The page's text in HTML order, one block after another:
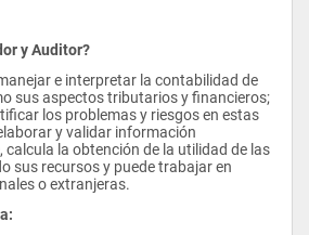
y Auditor?
e interpretar la contabilidad de
sus aspectos tributarios y financieros;
los problemas y riesgos en estas
y validar información
la obtención de la utilidad de las
sus recursos y puede trabajar en
o extranjeras.